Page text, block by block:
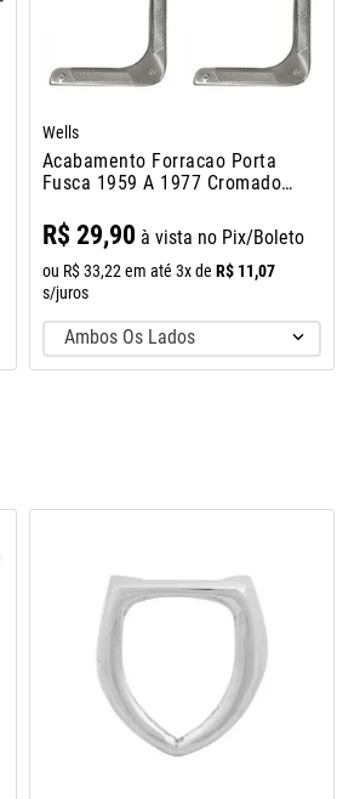
Wells
Acabamento Forracao Porta
Fusca 1959 A 1977 Cromado
R$ 29,90à vista no Pix/Boleto
ou R$ 33,22 em até 3x de R$ 11,07
s/juros
Ambos Os Lados